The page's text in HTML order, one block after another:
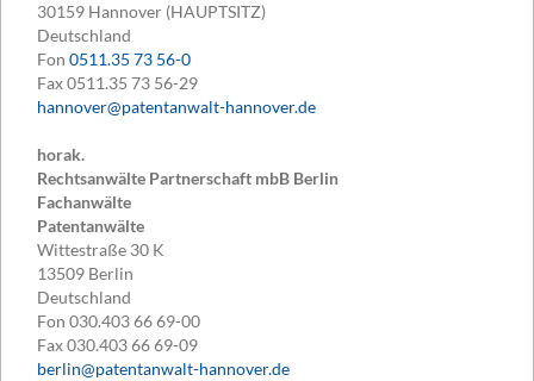
30159 Hannover (HAUPTSITZ)
Deutschland
Fon 0511.35 73 56-0
Fax0511.35 73 56-29
hannover@patentanwalt-hannover.de
horak.
Rechtsanwälte Partnerschaft mbB Berlin
Fachanwälte
Patentanwälte
Wittestraße 30 K
13509 Berlin
Deutschland
Fon 030.403 66 69-00
Fax030.403 66 69-09
berlin@patentanwalt-hannover.de